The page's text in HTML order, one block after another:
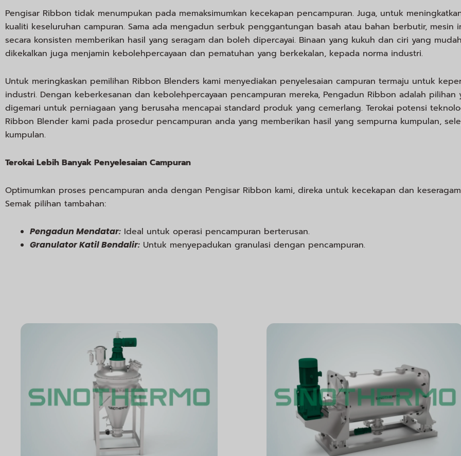
Pengisar Ribbon tidak menumpukan pada memaksimumkan kecekapan pencampuran. Juga, untuk
kualiti keseluruhan campuran. Sama ada mengadun serbuk penggantungan basah atau bahan berbutir, mesin
secara konsisten memberikan hasil yang seragam dan boleh dipercayai. Binaan yang kukuh dan ciri yang mudah
dikekalkan juga menjamin kebolehpercayaan dan pematuhan yang berkekalan, kepada norma industri.
Untuk meringkaskan pemilihan Ribbon Blenders kami menyediakan penyelesaian campuran termaju untuk
industri. Dengan keberkesanan dan kebolehpercayaan pencampuran mereka, Pengadun Ribbon adalah pilihan
digemari untuk perniagaan yang berusaha mencapai standard produk yang cemerlang. Terokai potensi
Ribbon Blender kami pada prosedur pencampuran anda yang memberikan hasil yang sempurna kumpulan,
kumpulan.
Terokai Lebih Banyak Penyelesaian Campuran
Optimumkan proses pencampuran anda dengan Pengisar Ribbon kami, direka untuk kecekapan dan
Semak pilihan tambahan:
Pengadun Mendatar: Ideal untuk operasi pencampuran berterusan.
Granulator Katil Bendalir: Untuk menyepadukan granulasi dengan pencampuran.